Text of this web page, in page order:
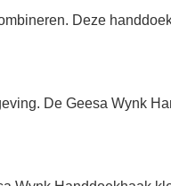
Deze
De Geesa Wynk